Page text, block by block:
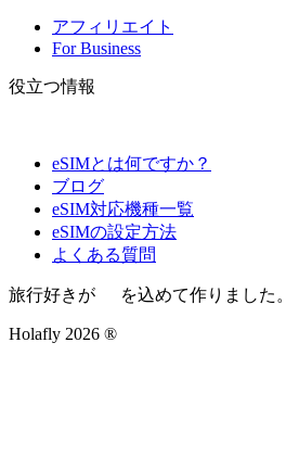
アフィリエイト
For Business
役立つ情報
eSIMとは何ですか？
ブログ
eSIM対応機種一覧
eSIMの設定方法
よくある質問
旅行好きが を込めて作りました。
Holafly 2026 ®